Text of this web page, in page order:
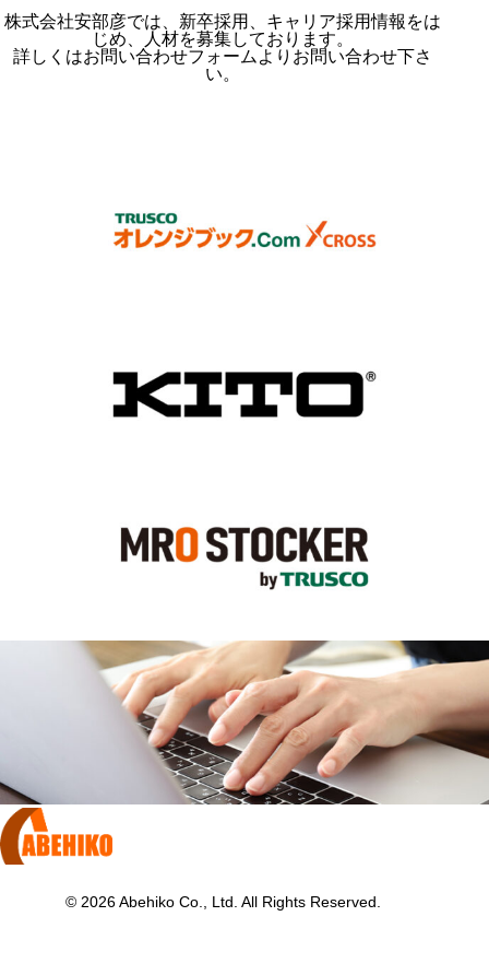
株式会社安部彦では、新卒採用、キャリア採用情報をは
じめ、人材を募集しております。
詳しくはお問い合わせフォームよりお問い合わせ下さ
い。
オレンジブックCross
KITO
MRO STOCKER
© 2026 Abehiko Co., Ltd. All Rights Reserved.